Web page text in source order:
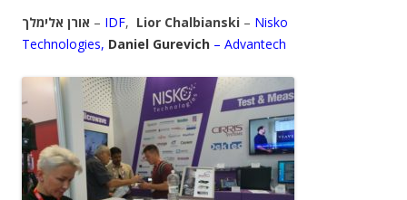
אורן אלימלך – IDF, Lior Chalbianski – Nisko
Technologies, Daniel Gurevich – Advantech